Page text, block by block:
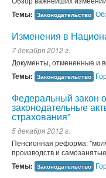
Темы: Законодательство
Изменения в
7 декабря 2012 г.
Документы, отмененные и
Темы: Законодательство
Федеральный закон
законодательные
страхования"
5 декабря 2012 г.
Пенсионная реформа:
производств и
Темы: Законодательство